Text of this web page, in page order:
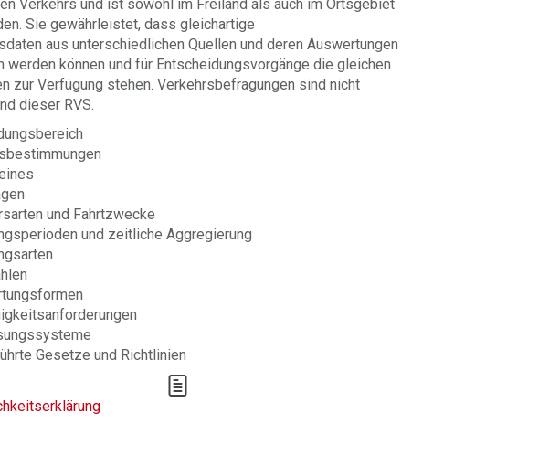
Verkehrs und ist sowohl im Freiland als auch im Ortsgebiet
Sie gewährleistet, dass gleichartige
aus unterschiedlichen Quellen und deren Auswertungen
werden können und für Entscheidungsvorgänge die gleichen
zur Verfügung stehen. Verkehrsbefragungen sind nicht
dieser RVS.
und Fahrtzwecke
und zeitliche Aggregierung
Gesetze und Richtlinien